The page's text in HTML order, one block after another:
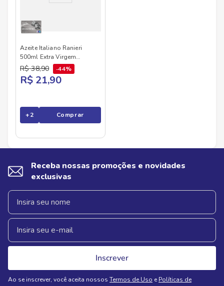
Azeite Italiano Ranieri
500ml Extra Virgem
Premium
R$ 38,90 44%
R$ 21,90
+2 Comprar
Receba nossas promoções e novidades
exclusivas
Inscrever
Ao se inscrever, você aceita nossos Termos de Uso e Políticas de